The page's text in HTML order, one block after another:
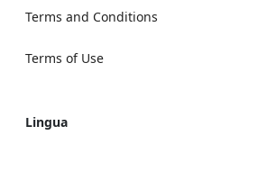
Terms and Conditions
Terms of Use
Lingua